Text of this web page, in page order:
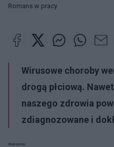
Romans w pracy
Wirusowe choroby
drogą płciową.
naszego zdrowia
zdiagnozowane i
Reklama: